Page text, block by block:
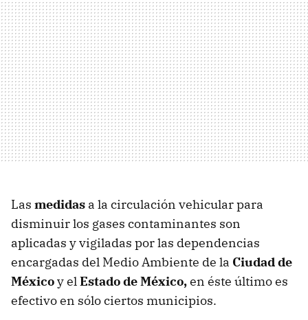
Las medidas a la circulación vehicular para
disminuir los gases contaminantes son
aplicadas y vigiladas por las dependencias
encargadas del Medio Ambiente de la Ciudad de
Méxicoy elEstado de México,en éste último es
efectivo en sólo ciertos municipios.